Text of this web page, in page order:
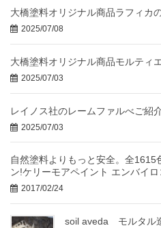
大橋塗料オリジナル商品ラフィカ
2025/07/08
大橋塗料オリジナル商品モルティ
2025/07/03
レイノス社のレームファルべご紹
2025/07/03
自然塗料よりもっと安全。全1615
ン!ケリーモアペイント エンバイ
2017/02/24
soil aveda モルタル